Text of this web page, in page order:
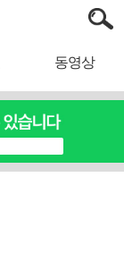
동영상